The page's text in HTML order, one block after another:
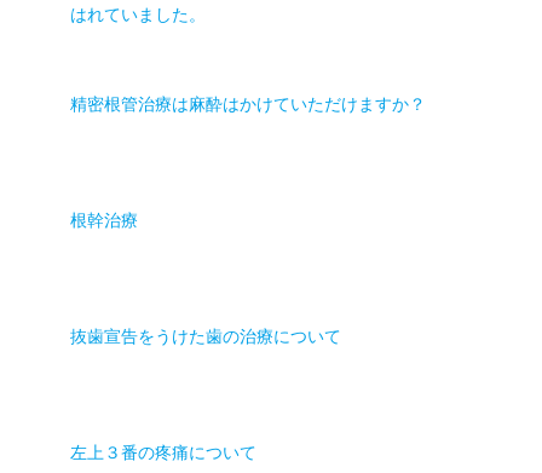
はれていました。
精密根管治療は麻酔はかけていただけますか？
根幹治療
抜歯宣告をうけた歯の治療について
左上３番の疼痛について